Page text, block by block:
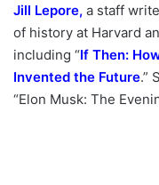
Jill Lepore, a staff
of history at Harvard
including “If Then:
Invented the Future.”
“Elon Musk: The